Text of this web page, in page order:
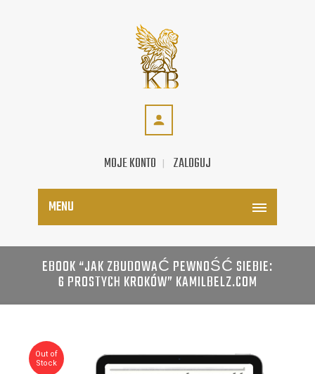
MOJE KONTO ZALOGUJ
MENU
EBOOK “JAK ZBUDOWAĆ PEWNOŚĆ SIEBIE:
6 PROSTYCH KROKÓW” KAMILBELZ.COM
Out of
Stock